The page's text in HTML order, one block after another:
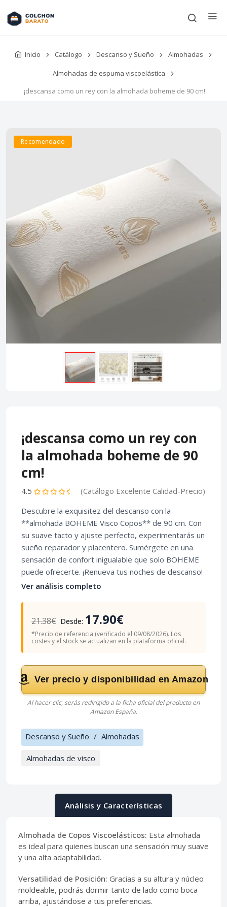
Inicio Catálogo Descanso y Sueño Almohadas
Almohadas de espuma viscoelástica
¡descansa como un rey con la almohada boheme de 90 cm!
Recomendado
¡descansa como un rey con
la almohada boheme de 90
cm!
4.5
(Catálogo Excelente Calidad-Precio)
Descubre la exquisitez del descanso con la
**almohada BOHEME Visco Copos** de 90 cm. Con
su suave tacto y ajuste perfecto, experimentarás un
sueño reparador y placentero. Sumérgete en una
sensación de confort inigualable que solo BOHEME
puede ofrecerte. ¡Renueva tus noches de descanso!
Ver análisis completo
21.38€ Desde: 17.90€
*Precio de referencia (verificado el 09/08/2026). Los
costes y el stock se actualizan en la plataforma oficial.
Ver precio y disponibilidad en Amazon
Al hacer clic, serás redirigido a la ficha oficial del producto en
Amazon España.
Descanso y Sueño / Almohadas
Almohadas de visco
Análisis y Características
Almohada de Copos Viscoelásticos: Esta almohada
es ideal para quienes buscan una sensación muy suave
y una alta adaptabilidad.
Versatilidad de Posición: Gracias a su altura y núcleo
moldeable, podrás dormir tanto de lado como boca
arriba, ajustándose a tus preferencias.